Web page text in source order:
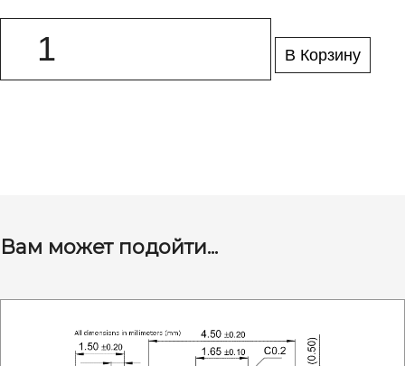
В Корзину
Вам может подойти...